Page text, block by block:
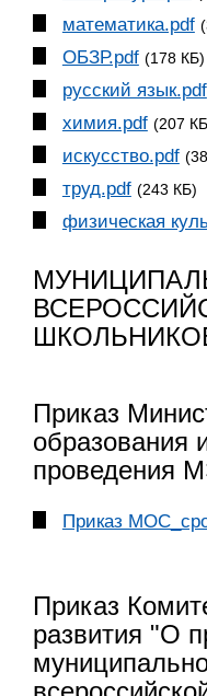
математика.pdf
ОБЗР.pdf (178 КБ)
русский язык.pdf
химия.pdf (207
искусство.pdf
труд.pdf (243 КБ)
физическая
Приказ
образования
проведения
Приказ
Приказ
развития "О